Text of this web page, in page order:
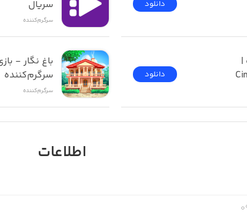
دانلود
دانلود
سریال
سرگرم‌کننده
سرگرم‌کننده
سرگرم‌کننده
اطلاعات